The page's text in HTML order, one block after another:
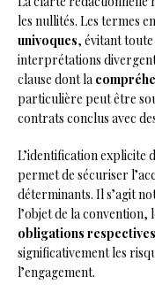
les nullités. Les termes
univoques, évitant
interprétations
clause dont la
particulière peut être
contrats conclus avec
L’identification explicite
permet de sécuriser
déterminants. Il s’agit
l’objet de la convention,
obligations respectives
significativement les
l’engagement.